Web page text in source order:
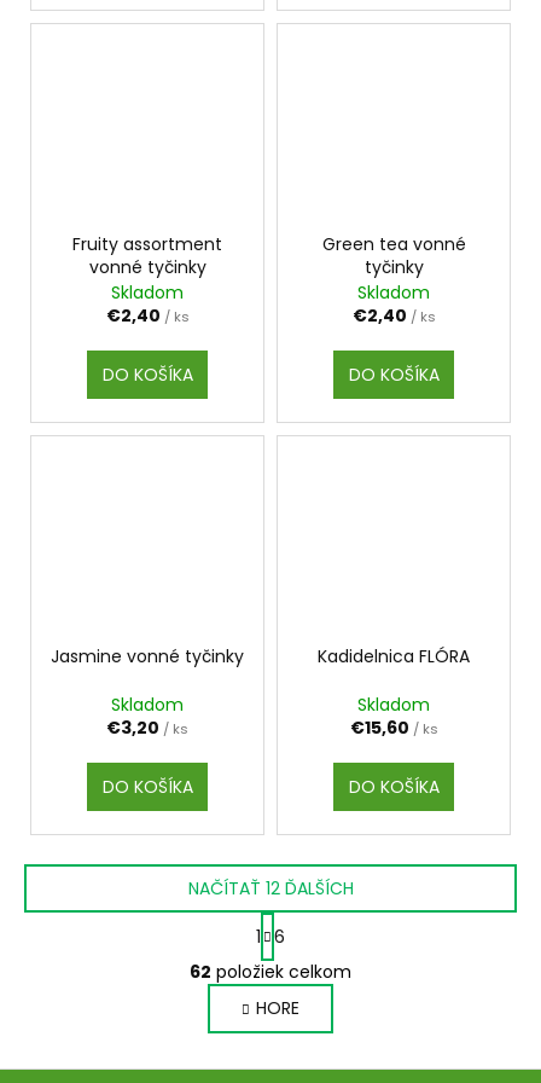
Fruity assortment
vonné tyčinky
Skladom
€2,40 / ks
DO KOŠÍKA
Green tea vonné
tyčinky
Skladom
€2,40 / ks
DO KOŠÍKA
Jasmine vonné tyčinky
Skladom
€3,20 / ks
DO KOŠÍKA
Kadidelnica FLÓRA
Skladom
€15,60 / ks
DO KOŠÍKA
O
v
l
á
d
NAČÍTAŤ 12 ĎALŠÍCH
S
t
r
á
n
k
o
1 6
62 položiek celkom
HORE